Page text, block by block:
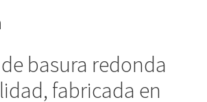
basura redonda
fabricada en